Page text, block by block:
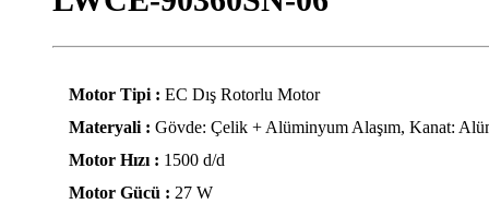
Motor Tipi : EC Dış Rotorlu Motor
Materyali : Gövde: Çelik + Alüminyum Alaşım, Kanat:
Motor Hızı : 1500 d/d
Motor Gücü : 27 W